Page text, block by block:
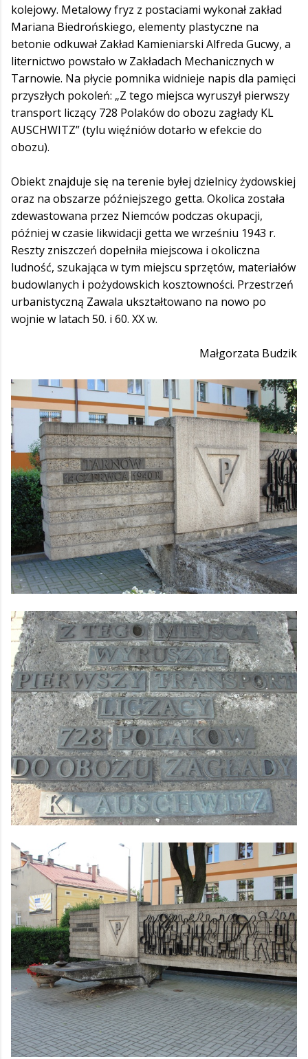
kolejowy. Metalowy fryz z postaciami wykonał zakład
Mariana Biedrońskiego, elementy plastyczne na
betonie odkuwał Zakład Kamieniarski Alfreda Gucwy, a
liternictwo powstało w Zakładach Mechanicznych w
Tarnowie. Na płycie pomnika widnieje napis dla pamięci
przyszłych pokoleń: „Z tego miejsca wyruszył pierwszy
transport liczący 728 Polaków do obozu zagłady KL
AUSCHWITZ” (tylu więźniów dotarło w efekcie do
obozu).
Obiekt znajduje się na terenie byłej dzielnicy żydowskiej
oraz na obszarze późniejszego getta. Okolica została
zdewastowana przez Niemców podczas okupacji,
później w czasie likwidacji getta we wrześniu 1943 r.
Reszty zniszczeń dopełniła miejscowa i okoliczna
ludność, szukająca w tym miejscu sprzętów, materiałów
budowlanych i pożydowskich kosztowności. Przestrzeń
urbanistyczną Zawala ukształtowano na nowo po
wojnie w latach 50. i 60. XX w.
Małgorzata Budzik